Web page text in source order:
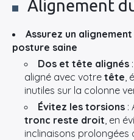
Alignement
Assurez un
posture saine
Dos et tête alignés
aligné avec votre tête,
inutiles sur la colonne
Évitez les torsions :
tronc reste droit, en
inclinaisons